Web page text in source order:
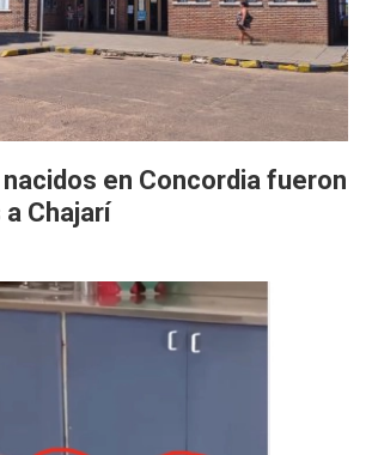
en Concordia fueron
Chajarí